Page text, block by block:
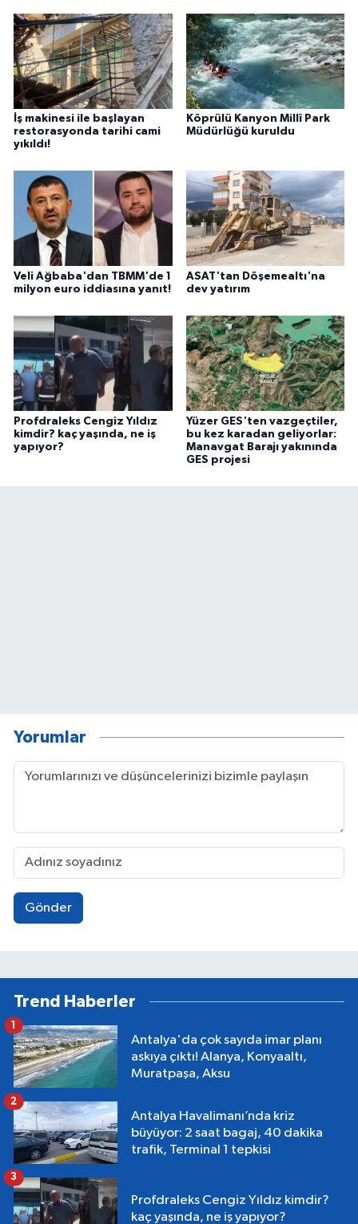
İş makinesi ile başlayan
restorasyonda tarihi cami
yıkıldı!
Köprülü Kanyon Millî Park
Müdürlüğü kuruldu
Veli Ağbaba'dan TBMM'de 1
milyon euro iddiasına yanıt!
ASAT'tan Döşemealtı'na
dev yatırım
Profdraleks Cengiz Yıldız
kimdir? kaç yaşında, ne iş
yapıyor?
Yüzer GES'ten vazgeçtiler,
bu kez karadan geliyorlar:
Manavgat Barajı yakınında
GES projesi
Yorumlar
Gönder
Trend Haberler
Antalya'da çok sayıda imar planı
askıya çıktı! Alanya, Konyaaltı,
Muratpaşa, Aksu
1
Antalya Havalimanı’nda kriz
büyüyor: 2 saat bagaj, 40 dakika
trafik, Terminal 1 tepkisi
2
Profdraleks Cengiz Yıldız kimdir?
kaç yaşında, ne iş yapıyor?
3